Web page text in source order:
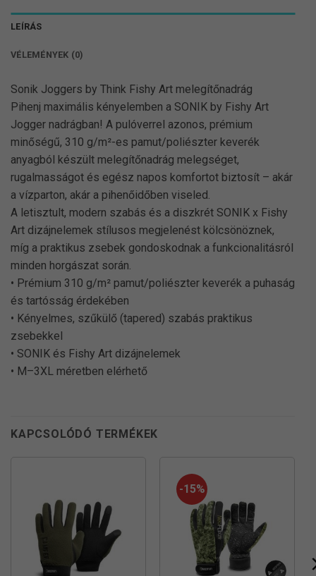
LEÍRÁS
VÉLEMÉNYEK (0)
Sonik Joggers by Think Fishy Art melegítőnadrág
Pihenj maximális kényelemben a SONIK by Fishy Art
Jogger nadrágban! A pulóverrel azonos, prémium
minőségű, 310 g/m²-es pamut/poliészter keverék
anyagból készült melegítőnadrág melegséget,
rugalmasságot és egész napos komfortot biztosít – akár
a vízparton, akár a pihenőidőben viseled.
A letisztult, modern szabás és a diszkrét SONIK x Fishy
Art dizájnelemek stílusos megjelenést kölcsönöznek,
míg a praktikus zsebek gondoskodnak a funkcionalitásról
minden horgászat során.
• Prémium 310 g/m² pamut/poliészter keverék a puhaság
és tartósság érdekében
• Kényelmes, szűkülő (tapered) szabás praktikus
zsebekkel
• SONIK és Fishy Art dizájnelemek
• M–3XL méretben elérhető
KAPCSOLÓDÓ TERMÉKEK
-15%